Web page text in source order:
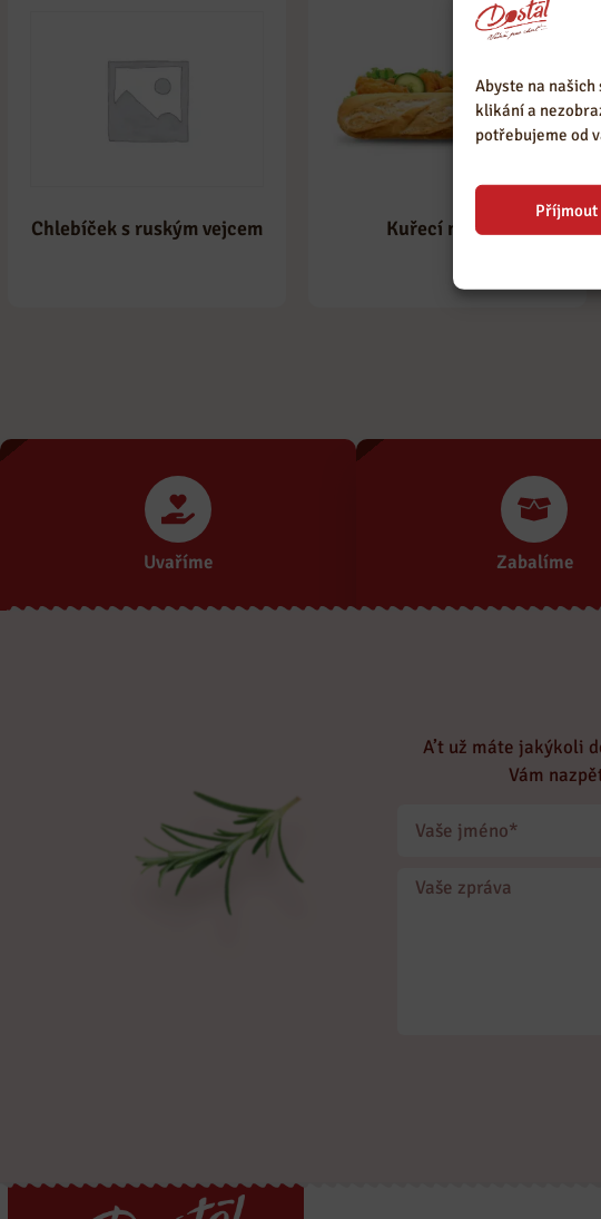
Abyste na
klikání a
potřebujeme od
Příjmout
Chlebíček s ruským vejcem Kuřecí nugety
Uvaříme Zabalíme
A’t už máte jakýkoli
Vám